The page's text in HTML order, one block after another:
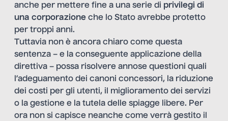
anche per mettere fine a una serie di privilegi di
una corporazione che lo Stato avrebbe protetto
per troppi anni.
Tuttavia non è ancora chiaro come questa
sentenza – e la conseguente applicazione della
direttiva – possa risolvere annose questioni quali
l’adeguamento dei canoni concessori, la riduzione
dei costi per gli utenti, il miglioramento dei servizi
o la gestione e la tutela delle spiagge libere. Per
ora non si capisce neanche come verrà gestito il